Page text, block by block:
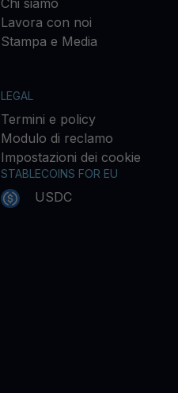
Chi siamo
Lavora con noi
Stampa e Media
LEGAL
Termini e policy
Modulo di reclamo
Impostazioni dei cookie
STABLECOINS FOR EU
USDC